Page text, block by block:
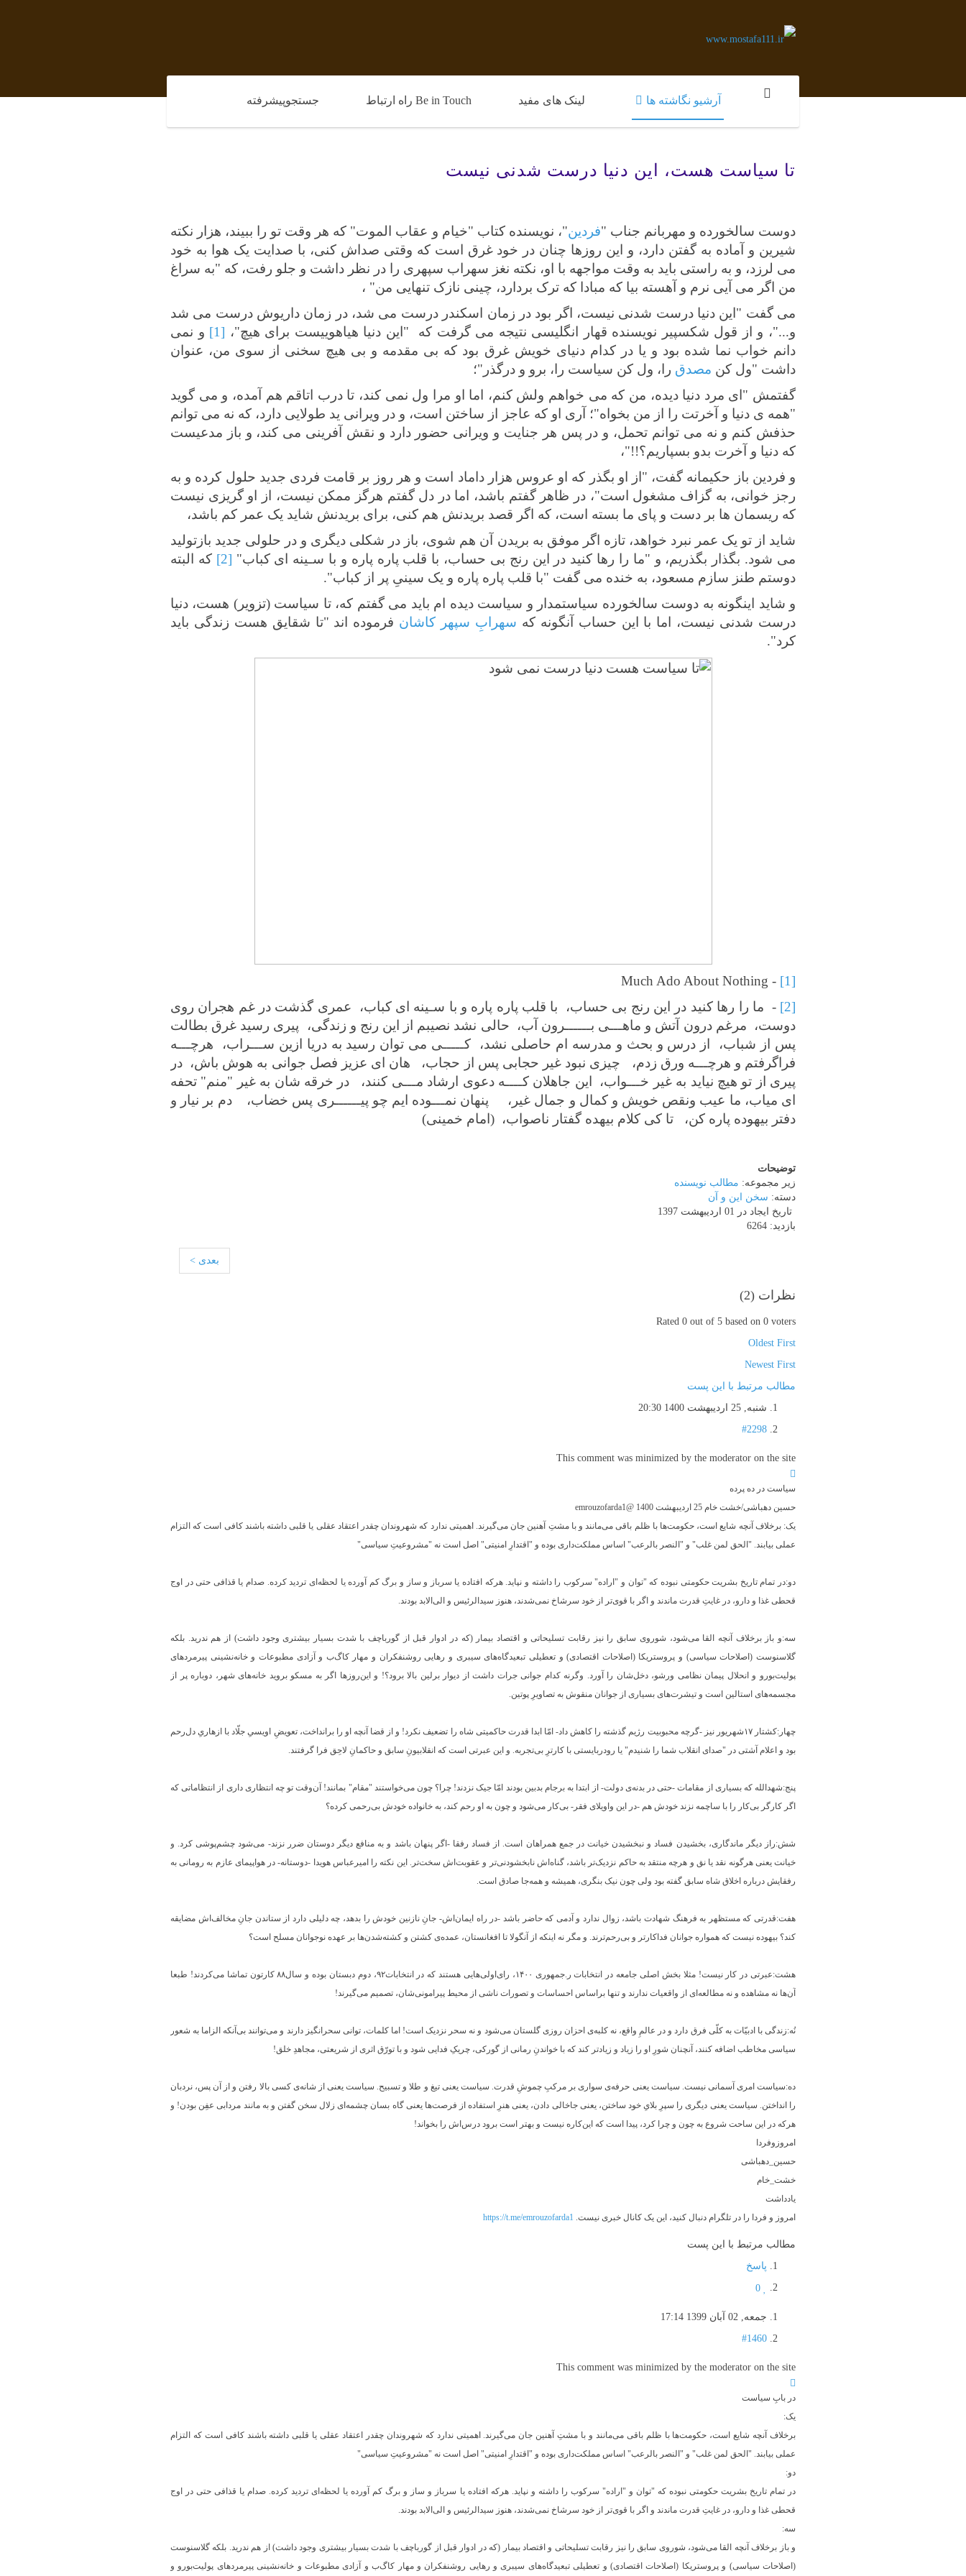
آرشیو نگاشته ها لینک های مفید Be in Touch راه ارتباط جستجوپیشرفته
تا سیاست هست، این دنیا درست شدنی نیست
دوست سالخورده و مهربانم جناب "فردین"، نویسنده کتاب "خیام و عقاب الموت" که هر وقت تو را ببیند، هزار نکته
شیرین و آماده به گفتن دارد، و این روزها چنان در خود غرق است که وقتی صداش کنی، با صدایت یک هوا به خود
می لرزد، و به راستی باید به وقت مواجهه با او، نکته نغز سهراب سپهری را در نظر داشت و جلو رفت، که "به سراغ
من اگر می آیی نرم و آهسته بیا که مبادا که ترک بردارد، چینی نازک تنهایی من" ،
می گفت "این دنیا درست شدنی نیست، اگر بود در زمان اسکندر درست می شد، در زمان داریوش درست می شد
و..."، و از قول شکسپیر نویسنده قهار انگلیسی نتیجه می گرفت که "این دنیا هیاهوییست برای هیچ"، [1]
و نمی
دانم خواب نما شده بود و یا در کدام دنیای خویش غرق بود که بی مقدمه و بی هیچ سخنی از سوی من، عنوان
داشت "ول کن مصدق را، ول کن سیاست را، برو و درگذر"؛
گفتمش "ای مرد دنیا دیده، من که می خواهم ولش کنم، اما او مرا ول نمی کند، تا درب اتاقم هم آمده، و می گوید
"همه ی دنیا و آخرتت را از من بخواه"؛ آری او که عاجز از ساختن است، و در ویرانی ید طولایی دارد، که نه می توانم
حذفش کنم و نه می توانم تحمل، و در پس هر جنایت و ویرانی حضور دارد و نقش آفرینی می کند، و باز مدعیست
که دنیا و آخرت بدو بسپاریم؟!!"،
و فردین باز حکیمانه گفت، "از او بگذر که او عروس هزار داماد است و هر روز بر قامت فردی جدید حلول کرده و به
رجز خوانی، به گزاف مشغول است"، در ظاهر گفتم باشد، اما در دل گفتم هرگز ممکن نیست، از او گریزی نیست
که ریسمان ها بر دست و پای ما بسته است، که اگر قصد بریدنش هم کنی، برای بریدنش شاید یک عمر کم باشد،
شاید از تو یک عمر نبرد خواهد، تازه اگر موفق به بریدن آن هم شوی، باز در شکلی دیگری و در حلولی جدید بازتولید
می شود. بگذار بگذریم، و "ما را رها کنید در این رنج بی حساب، با قلب پاره پاره و با سـینه ای کباب" [2]
که البته
دوستم طنز سازم مسعود، به خنده می گفت "با قلب پاره پاره و یک سینیِ پر از کباب".
و شاید اینگونه به دوست سالخورده سیاستمدار و سیاست دیده ام باید می گفتم که، تا سیاست (تزویر) هست، دنیا
درست شدنی نیست، اما با این حساب آنگونه که سهرابِ سپهر کاشان فرموده اند "تا شقایق هست زندگی باید
کرد".
[1]
- Much Ado About Nothing
[2]
- ما را رها کنید در این رنج بی حساب، با قلب پاره پاره و با سـینه ای کباب، عمری گذشت در غم هجران روی
دوست، مرغم درون آتش و ماهـــی بــــــرون آب، حالی نشد نصیبم از این رنج و زندگی، پیری رسید غرق بطالت
پس از شباب، از درس و بحث و مدرسه ام حاصلی نشد، کـــــی می توان رسید به دریا ازین ســـراب، هرچـــه
فراگرفتم و هرچـــه ورق زدم، چیزی نبود غیر حجابی پس از حجاب، هان ای عزیز فصل جوانی به هوش باش، در
پیری از تو هیچ نیاید به غیر خـــواب، این جاهلان کــــه دعوی ارشاد مـــی کنند، در خرقه شان به غیر "منم" تحفه
ای میاب، ما عیب ونقص خویش و کمال و جمال غیر، پنهان نمـــوده ایم چو پیــــــری پس خضاب، دم بر نیار و
دفتر بیهوده پاره کن، تا کی کلام بیهده گفتار ناصواب، (امام خمینی)
توضیحات
زیر مجموعه: مطالب نویسنده
دسته: سخن این و آن
تاریخ ایجاد در 01 ارديبهشت 1397
بازدید: 6264
بعدی >
نظرات (2
)
Rated 0 out of 5 based on 0 voters
Oldest First
Newest First
مطالب مرتبط با این پست
شنبه, 25 ارديبهشت 1400 20:30
#2298
This comment was minimized by the moderator on the site
سیاست در ده پرده
حسین دهباشی/خشت خام 25 اردیبهشت 1400 @emrouzofarda1
یک: برخلاف آنچه شایع است،‌ حکومت‌ها با ظلم باقی می‌مانند و با مشتِ آهنین جان می‌گیرند. اهمیتی ندارد که شهروندان چقدر اعتقاد عقلی یا قلبی داشته باشند کافی است که التزام
عملی بیابند. "الحق لمن غلب" و "النصر بالرعب" اساس مملکت‌داری بوده و "اقتدارِ امنیتی" اصل است نه "مشروعیتِ سیاسی"
دو:در تمام تاریخ بشریت حکومتی نبوده که "توان و "اراده" سرکوب را داشته و نپاید. هرکه افتاده یا سرباز و ساز و برگ کم آورده یا لحظه‌ای تردید کرده. صدام یا قذافی حتی در اوج
قحطی غذا و دارو، در غایتِ قدرت ماندند و اگر با قوی‌تر از خود سرشاخ نمی‌شدند، هنوز سیدالرئیس و الی‌الابد بودند.
سه:و باز برخلاف آنچه القا می‌شود، شوروی سابق را نیز رقابت تسلیحاتی و اقتصاد بیمار (که در ادوار قبل از گورباچف با شدت بسیار بیشتری وجود داشت) از هم ندرید. بلکه
گلاسنوست (اصلاحات سیاسی) و پروستریکا (اصلاحات اقتصادی) و تعطیلی تبعیدگاه‌های سیبری و رهایی روشنفکران و مهار کا‌گ‌ب و آزادی مطبوعات و خانه‌نشینی پیرمردهای
پولیت‌بورو و انحلال پیمان نظامی ورشو، دخل‌شان را آورد. وگرنه کدام جوانی جرات داشت از دیوار برلین بالا برود؟! و این‌روزها اگر به مسکو بروید خانه‌های شهر، دوباره پر از
مجسمه‌های استالین است و تیشرت‌های بسیاری از جوانان منقوش به تصاویرِ پوتین.
چهار:کشتار ۱۷شهریور نیز ‐گرچه محبوبیت رژیم گذشته را کاهش داد‐ امّا ابدا قدرت حاکمیتی شاه را تضعیف نکرد! و از قضا آنچه او را برانداخت، تعویضِ اویسیِ جلّاد با ازهاریِ دل‌رحم
بود و اعلام آشتی در "صدای انقلاب شما را شنیدم" یا رودربایستی با کارترِ بی‌تجربه. و این عبرتی است که انقلابیونِ سابق و حاکمانِ لاحِق فرا گرفتند.
پنج:شهدالله که بسیاری از مقامات ‐حتی در بدنه‌ی دولت‐ از ابتدا به برجام بدبین بودند امّا جیک نزدند! چرا؟ چون می‌خواستند "مقام" بمانند! آن‌وقت تو چه انتظاری داری از انتظاماتی که
اگر کارگر بی‌کار را با ساچمه نزند خودش هم ‐در این واویلای فقر‐ بی‌کار می‌شود و چون به او رحم کند، به خانواده خودش بی‌رحمی کرده؟
شش:‏راز دیگر ماندگاری، بخشیدن فساد و نبخشیدن خیانت در جمع همراهان است. از فساد رفقا ‐اگر پنهان باشد و به منافع دیگر دوستان ضرر نزند‐ می‌شود چشم‌پوشی کرد. و
خیانت یعنی هرگونه نقد یا نق و هرچه منتقد به حاکم نزدیک‌تر باشد، گناه‌اش نابخشودنی‌تر و عقوبت‌اش سخت‌تر. این نکته را امیرعباس هویدا ‐دوستانه‐ در هواپیمای عازم به رومانی به
رفقایش درباره اخلاق شاه سابق گفته بود ولی چون نیک بنگری، همیشه و همه‌جا صادق است.
هفت:‏قدرتی که مستظهر به فرهنگ شهادت باشد، زوال ندارد و آدمی که حاضر باشد ‐در راه ایمان‌اش‐ جانِ نازنین خودش را بدهد، چه دلیلی دارد از ستاندن جانِ مخالف‌اش مضایقه
کند؟ بیهوده نیست که همواره جوانان فداکارتر و بی‌رحم‌ترند. و مگر نه اینکه از آنگولا تا افغانستان، عمده‌ی کشتن و کشته‌شدن‌ها بر عهده نوجوانان مسلح است؟
هشت:عبرتی در کار نیست! مثلا بخش اصلی جامعه در انتخابات ر.جمهوری ۱۴۰۰، رای‌اولی‌هایی هستند که در انتخابات۹۲، دوم دبستان بوده و سال۸۸ کارتون تماشا می‌کردند! طبعا
آن‌ها نه مشاهده و نه مطالعه‌ای از واقعیات ندارند و تنها براساس احساسات و تصورات ناشی از محیط پیرامونی‌شان، تصمیم می‌گیرند!
نُه:زندگی با ادبیّات به کلّی فرق دارد و در عالمِ واقع، نه کلبه‌ی احزان روزی گلستان می‌شود و نه سحر نزدیک است! اما کلمات، توانی سحرانگیز دارند و می‌توانند بی‌آنکه الزاما به شعور
سیاسی مخاطب اضافه کنند، آنچنان شورِ او را زیاد و زیادتر کند که با خواندنِ رمانی از گورکی، چریکِ فدایی شود و با تورّق اثری از شریعتی، مجاهدِ خلق!
ده:سیاست امری آسمانی نیست. سیاست یعنی حرفه‌ی سواری بر مرکبِ چموشِ قدرت. سیاست یعنی تیغ و طلا و تسبیح. سیاست یعنی از شانه‌ی کسی بالا رفتن و از آن پس، نردبان
را انداختن. سیاست یعنی دیگری را سپرِ بلایِ خود ساختن، یعنی جاخالی دادن، یعنی هنرِ استفاده از فرصت‌ها یعنی گاه بسان چشمه‌ای زلال سخن گفتن و به مانند مردابی عفِن بودن! و
هرکه در این ساحت شروع به چون و چرا کرد، پیدا است که این‌کاره نیست و بهتر است برود درس‌اش را بخواند!
امروزوفردا
حسین_دهباشی
خشت_خام
یادداشت
امروز و فردا را در تلگرام دنبال کنید، این یک کانال خبری نیست. https://t.me/emrouzofarda1
مطالب مرتبط با این پست
پاسخ
0
جمعه, 02 آبان 1399 17:14
#1460
This comment was minimized by the moderator on the site
در بابِ سیاست
یک:
برخلاف آنچه شایع است،‌ حکومت‌ها با ظلم باقی می‌مانند و با مشتِ آهنین جان می‌گیرند. اهمیتی ندارد که شهروندان چقدر اعتقاد عقلی یا قلبی داشته باشند کافی است که التزام
عملی بیابند. "الحق لمن غلب" و "النصر بالرعب" اساس مملکت‌داری بوده و "اقتدارِ امنیتی" اصل است نه "مشروعیتِ سیاسی"
دو:
در تمام تاریخ بشریت حکومتی نبوده که "توان و "اراده" سرکوب را داشته و نپاید. هرکه افتاده یا سرباز و ساز و برگ کم آورده یا لحظه‌ای تردید کرده. صدام یا قذافی حتی در اوج
قحطی غذا و دارو، در غایتِ قدرت ماندند و اگر با قوی‌تر از خود سرشاخ نمی‌شدند، هنوز سیدالرئیس و الی‌الابد بودند.
سه:
و باز برخلاف آنچه القا می‌شود، شوروی سابق را نیز رقابت تسلیحاتی و اقتصاد بیمار (که در ادوار قبل از گورباچف با شدت بسیار بیشتری وجود داشت) از هم ندرید. بلکه گلاسنوست
(اصلاحات سیاسی) و پروستریکا (اصلاحات اقتصادی) و تعطیلی تبعیدگاه‌های سیبری و رهایی روشنفکران و مهار کا‌گ‌ب و آزادی مطبوعات و خانه‌نشینی پیرمردهای پولیت‌بورو و